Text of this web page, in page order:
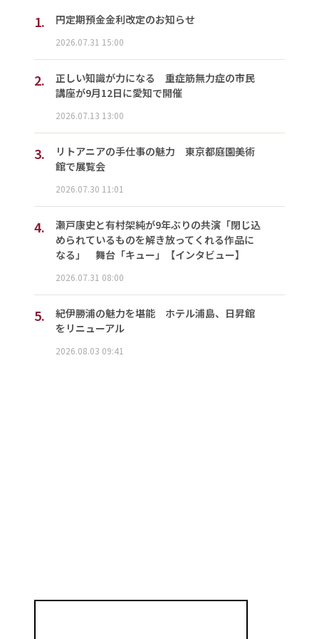
1.
円定期預金金利改定のお知らせ
2026.07.31 15:00
2.
正しい知識が力になる 重症筋無力症の市民
講座が9月12日に愛知で開催
2026.07.13 13:00
3.
リトアニアの手仕事の魅力 東京都庭園美術
館で展覧会
2026.07.30 11:01
4.
瀬戸康史と有村架純が9年ぶりの共演「閉じ込
められているものを解き放ってくれる作品に
なる」 舞台「キュー」【インタビュー】
2026.07.31 08:00
5.
紀伊勝浦の魅力を堪能 ホテル浦島、日昇館
をリニューアル
2026.08.03 09:41